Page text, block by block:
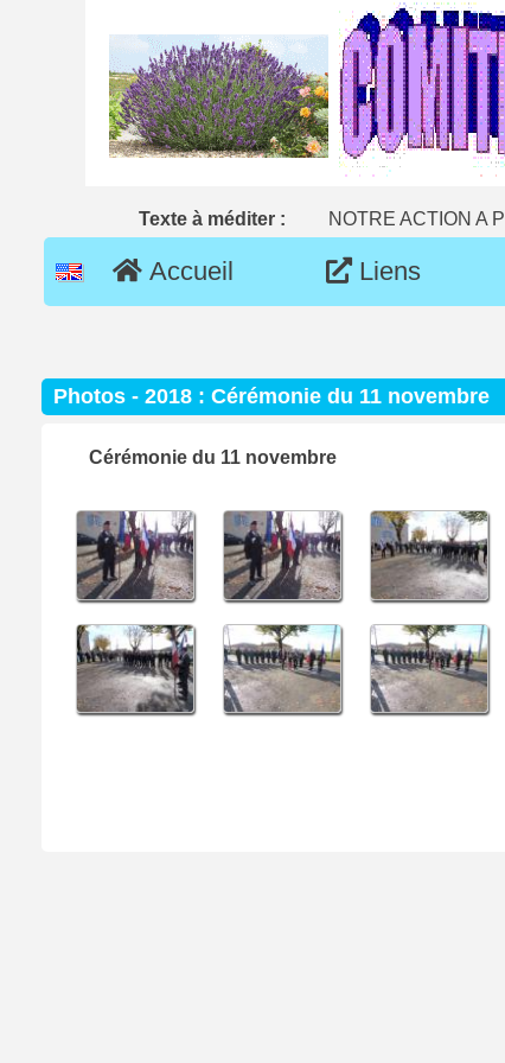
Texte à méditer : NOTRE ACTION A
Accueil Liens
Photos - 2018 : Cérémonie du 11 novembre
Cérémonie du 11 novembre